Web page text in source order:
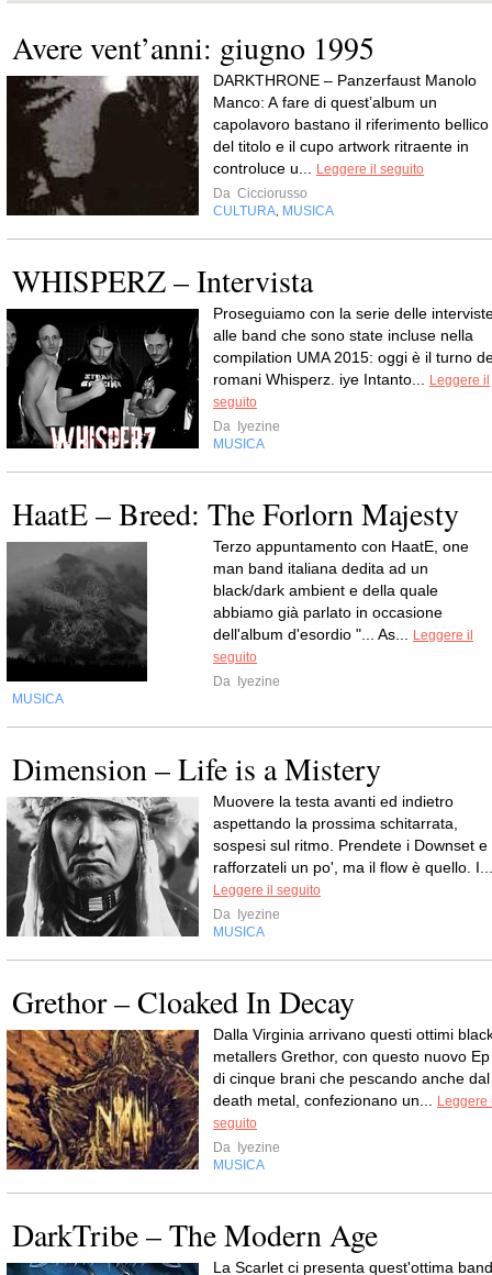
Avere vent’anni: giugno 1995
DARKTHRONE – Panzerfaust Manolo
Manco: A fare di quest’album un
capolavoro bastano il riferimento bellico
del titolo e il cupo artwork ritraente in
controluce u...
Leggere il seguito
Da Cicciorusso
CULTURA MUSICA
WHISPERZ – Intervista
Proseguiamo con la serie delle
alle band che sono state incluse nella
compilation UMA 2015: oggi è il turno
romani Whisperz. iye Intanto...
Leggere il
seguito
Da
Iyezine
MUSICA
HaatE – Breed: The Forlorn Majesty
Terzo appuntamento con HaatE, one
man band italiana dedita ad un
black/dark ambient e della quale
abbiamo già parlato in occasione
dell'album d'esordio "... As...
Leggere il
seguito
Da
Iyezine
MUSICA
Dimension – Life is a Mistery
Muovere la testa avanti ed indietro
aspettando la prossima schitarrata,
sospesi sul ritmo. Prendete i Downset e
rafforzateli un po', ma il flow è quello. I...
Leggere il seguito
Da
Iyezine
MUSICA
Grethor – Cloaked In Decay
Dalla Virginia arrivano questi ottimi
metallers Grethor, con questo nuovo Ep
di cinque brani che pescando anche dal
death metal, confezionano un...
Leggere
seguito
Da
Iyezine
MUSICA
DarkTribe – The Modern Age
La Scarlet ci presenta quest'ottima band